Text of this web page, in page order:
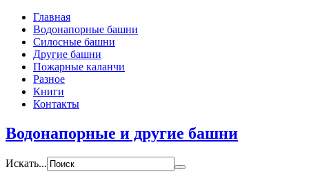
Главная
Водонапорные башни
Силосные башни
Другие башни
Пожарные каланчи
Разное
Книги
Контакты
Водонапорные и другие башни
Искать...